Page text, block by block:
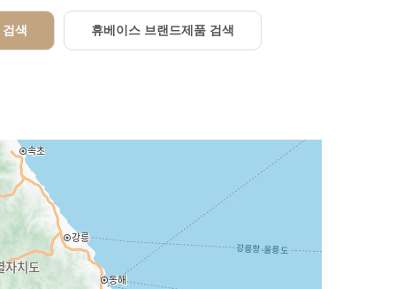
색 휴베이스 브랜드제품 검색